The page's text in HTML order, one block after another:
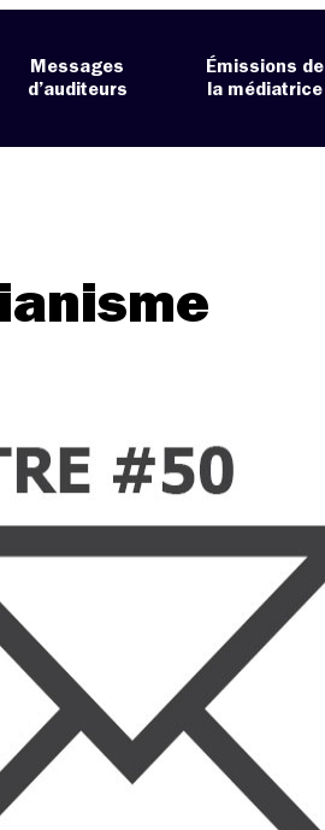
Messages
d’auditeurs
Émissions de
la médiatrice